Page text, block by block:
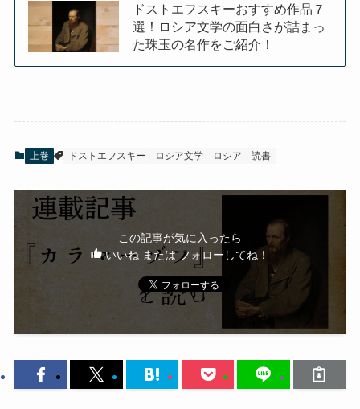
ドストエフスキーおすすめ作品７
選！ロシア文学の面白さが詰まっ
た珠玉の名作をご紹介！
上巻 ドストエフスキー ロシア文学 ロシア 読書
この記事が気に入ったら
いいね または フォローしてね！